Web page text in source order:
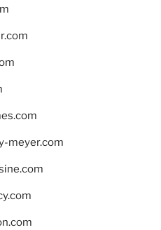
meyer.com